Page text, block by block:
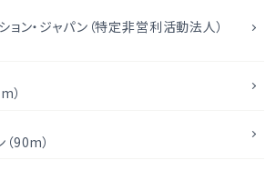
ョン・ジャパン（特定非営利活動法人）
）
90m）